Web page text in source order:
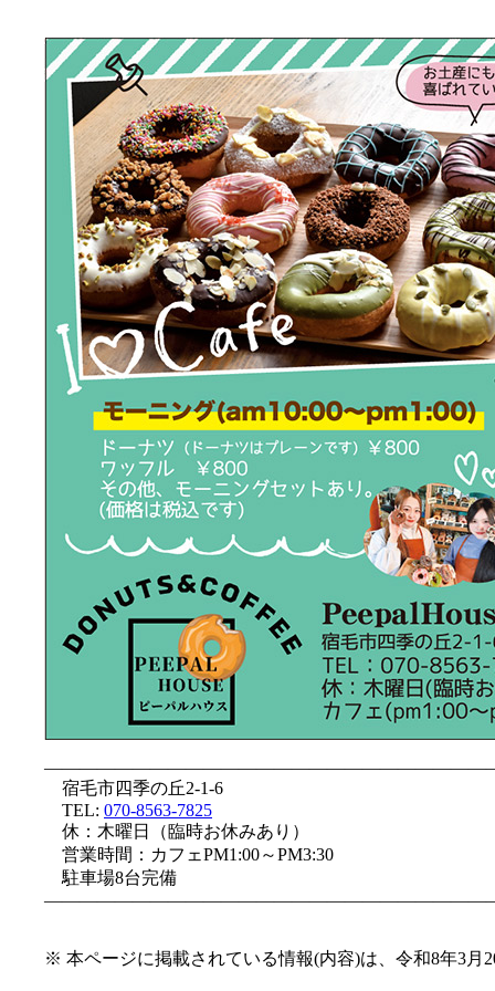
宿毛市四季の丘2-1-6
TEL: 070-8563-7825
休：木曜日（臨時お休みあり）
営業時間：カフェPM1:00～PM3:30
駐車場8台完備
※ 本ページに掲載されている情報(内容)は、令和8年3月